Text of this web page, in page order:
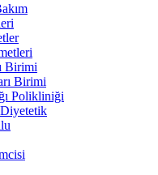
Birimi
Birimi
Polikliniği